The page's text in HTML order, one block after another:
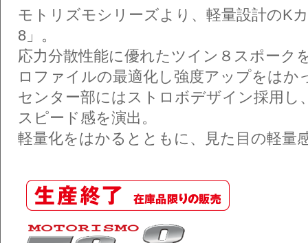
モトリズモシリーズより、軽量設計のK
8」。
応力分散性能に優れたツイン８スポーク
ロファイルの最適化し強度アップをはか
センター部にはストロボデザイン採用し
スピード感を演出。
軽量化をはかるとともに、見た目の軽量